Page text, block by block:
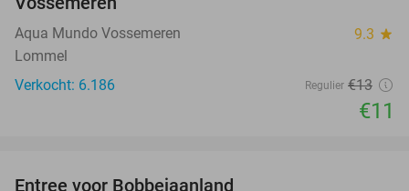
Aqua Mundo Vossemeren 9.3 star
Lommel
Verkocht: 6.186
Regulier €13
€11
Entree voor Bobbejaanland